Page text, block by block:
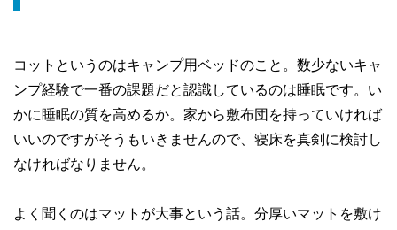
コットというのはキャンプ用ベッドのこと。数少ないキャ
ンプ経験で一番の課題だと認識しているのは睡眠です。い
かに睡眠の質を高めるか。家から敷布団を持っていければ
いいのですがそうもいきませんので、寝床を真剣に検討し
なければなりません。
よく聞くのはマットが大事という話。分厚いマットを敷け